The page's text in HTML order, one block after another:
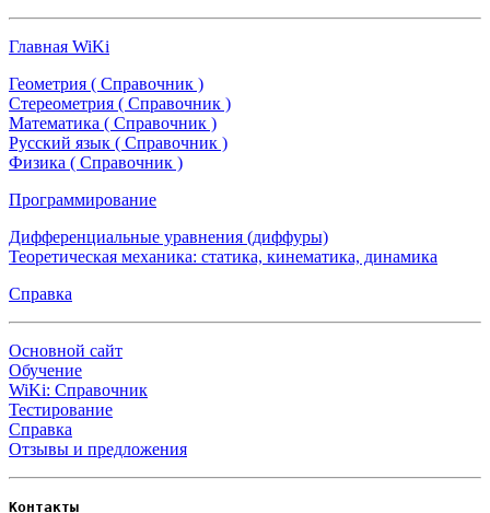
Главная WiKi
Геометрия ( Справочник )
Стереометрия ( Справочник )
Математика ( Справочник )
Русский язык ( Справочник )
Физика ( Справочник )
Программирование
Дифференциальные уравнения (диффуры)
Теоретическая механика: статика, кинематика, динамика
Справка
Основной сайт
Обучение
WiKi: Справочник
Тестирование
Справка
Отзывы и предложения
Контакты